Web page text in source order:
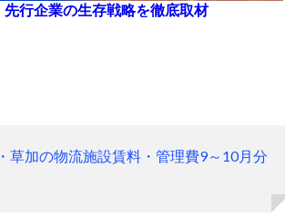
行企業の生存戦略を徹底取材
草加の物流施設賃料・管理費9～10月分